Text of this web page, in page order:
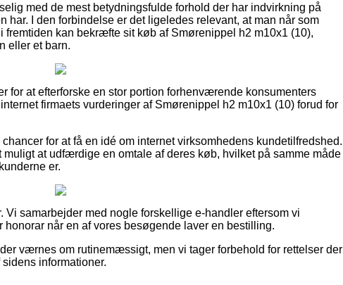
med de mest betydningsfulde forhold der har indvirkning på
har. I den forbindelse er det ligeledes relevant, at man når som
fremtiden kan bekræfte sit køb af Smørenippel h2 m10x1 (10),
eller et barn.
for at efterforske en stor portion forhenværende konsumenters
firmaets vurderinger af Smørenippel h2 m10x1 (10) forud for
for at få en idé om internet virksomhedens kundetilfredshed.
at udfærdige en omtale af deres køb, hvilket på samme måde
er.
Vi samarbejder med nogle forskellige e-handler eftersom vi
når en af vores besøgende laver en bestilling.
værnes om rutinemæssigt, men vi tager forbehold for rettelser der
informationer.